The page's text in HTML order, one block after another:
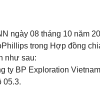
ngày 08 tháng 10 năm
trong Hợp đồng
như sau:
ty BP Exploration Vietnam
05.3.